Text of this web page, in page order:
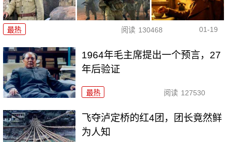
最热 阅读 130468 01-19
1964年毛主席提出一个预言，27
年后验证
最热 阅读 127530
飞夺泸定桥的红4团，团长竟然鲜
为人知